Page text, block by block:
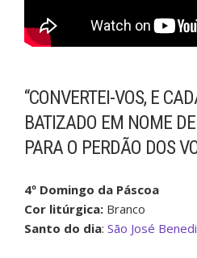
“CONVERTEI-VOS, E
BATIZADO EM NOME
PARA O PERDÃO DOS
4º Domingo da Páscoa
Cor litúrgica: Branco
Santo do dia: São José